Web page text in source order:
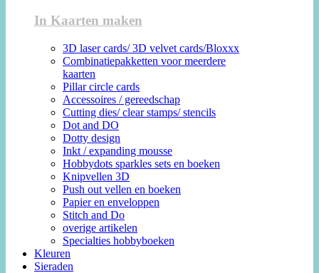
In Kaarten maken
3D laser cards/ 3D velvet cards/Bloxxx
Combinatiepakketten voor meerdere
kaarten
Pillar circle cards
Accessoires / gereedschap
Cutting dies/ clear stamps/ stencils
Dot and DO
Dotty design
Inkt / expanding mousse
Hobbydots sparkles sets en boeken
Knipvellen 3D
Push out vellen en boeken
Papier en enveloppen
Stitch and Do
overige artikelen
Specialties hobbyboeken
Kleuren
Sieraden